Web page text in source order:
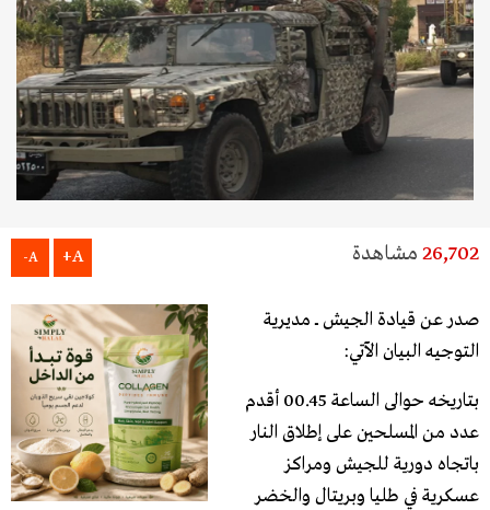
26,702 مشاهدة A+
A-
صدر عن قيادة الجيش ـــ مديرية
التوجيه البيان الآتي:
بتاريخه حوالى الساعة 00.45 أقدم
عدد من المسلحين على إطلاق النار
باتجاه دورية للجيش ومراكز
عسكرية في طليا وبريتال والخضر